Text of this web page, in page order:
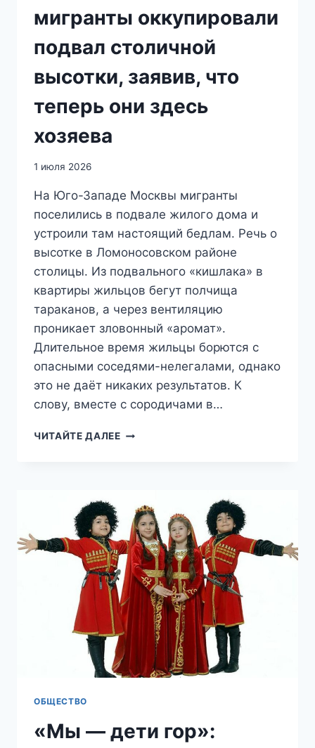
мигранты оккупировали
подвал столичной
высотки, заявив, что
теперь они здесь
хозяева
1 июля 2026
На Юго-Западе Москвы мигранты
поселились в подвале жилого дома и
устроили там настоящий бедлам. Речь о
высотке в Ломоносовском районе
столицы. Из подвального «кишлака» в
квартиры жильцов бегут полчища
тараканов, а через вентиляцию
проникает зловонный «аромат».
Длительное время жильцы борются с
опасными соседями-нелегалами, однако
это не даёт никаких результатов. К
слову, вместе с сородичами в…
ЧИТАЙТЕ ДАЛЕЕ«ОРАЛ,
РУССКИХ»:
МИГРАНТЫ
ОККУПИРОВАЛИ
ПОДВАЛ
СТОЛИЧНОЙ
ВЫСОТКИ,
ЗАЯВИВ,
ЧТО
ТЕПЕРЬ
ОНИ
ЗДЕСЬ
ОБЩЕСТВО
«Мы — дети гор»: